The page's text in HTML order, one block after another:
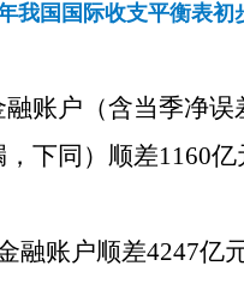
我国国际收支平衡表初
账户（含当季净
下同）顺差1160
融账户顺差4247亿